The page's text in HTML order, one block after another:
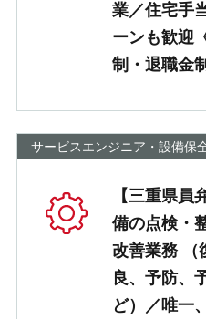
業／住宅手
ーンも歓迎
制・退職金
サービスエンジニア・設備保
【三重県員
備の点検・
改善業務 （
良、予防、
ど）／唯一